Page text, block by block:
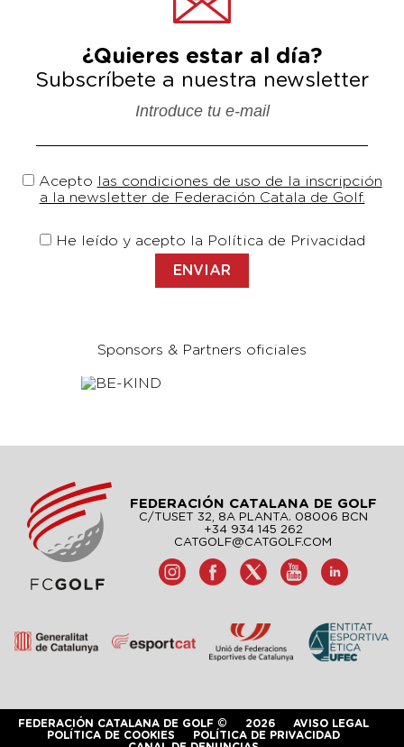
¿Quieres estar al día?
Subscríbete a nuestra newsletter
Introduce tu e-mail
Acepto las condiciones de uso de la inscripción
a la newsletter de Federación Catala de Golf.
He leído y acepto la Política de Privacidad
Sponsors & Partners oficiales
FEDERACIÓN CATALANA DE GOLF
C/TUSET 32, 8A PLANTA. 08006 BCN
+34 934 145 262
CATGOLF@CATGOLF.COM
FEDERACIÓN CATALANA DE GOLF © 2026
AVISO LEGAL
POLÍTICA DE COOKIES
POLÍTICA DE PRIVACIDAD